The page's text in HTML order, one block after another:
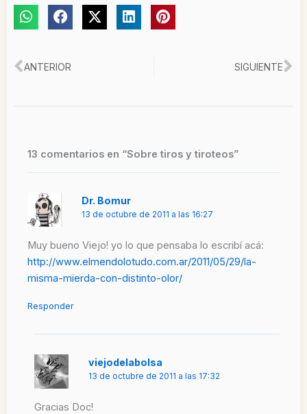
Ant
ANTERIOR SIGUIENTE
13 comentarios en “Sobre tiros y tiroteos”
Dr. Bomur
13 de octubre de 2011 a las 16:27
Muy bueno Viejo! yo lo que pensaba lo escribí acá:
http://www.elmendolotudo.com.ar/2011/05/29/la-
misma-mierda-con-distinto-olor/
Responder
viejodelabolsa
13 de octubre de 2011 a las 17:32
Gracias Doc!